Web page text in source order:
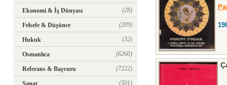
Ekonomi & İş Dünyası (28)
Felsefe & Düşünce (209)
Hukuk (32)
Osmanlıca (6260)
Referans & Başvuru (7222)
Sanat (501)